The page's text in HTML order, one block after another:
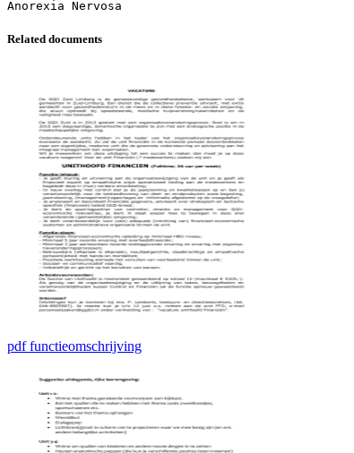
Related documents
pdf functieomschrijving